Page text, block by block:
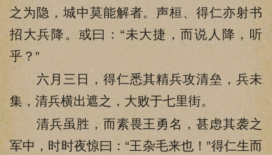
之为隐，城中莫能解者。声桓、得仁亦射书
招大兵降。或曰：“未大捷，而说人降，听
乎？”
六月三日，得仁悉其精兵攻清垒，兵未
集，清兵横出遮之，大败于七里街。
清兵虽胜，而素畏王勇名，甚虑其袭之
军中，时时夜惊曰：“王杂毛来也！”得仁生而